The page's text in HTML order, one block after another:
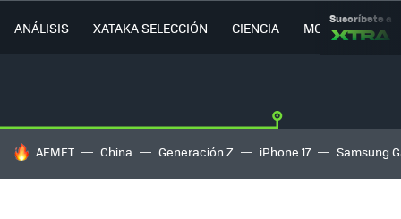
ANÁLISIS XATAKA SELECCIÓN CIENCIA MOVILIDAD
Suscríbete a
HOY SE HABLA DE
AEMET China Generación Z iPhone 17 Samsung